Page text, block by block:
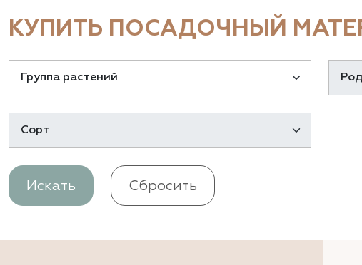
КУПИТЬ ПОСАДОЧНЫЙ
Искать Сбросить